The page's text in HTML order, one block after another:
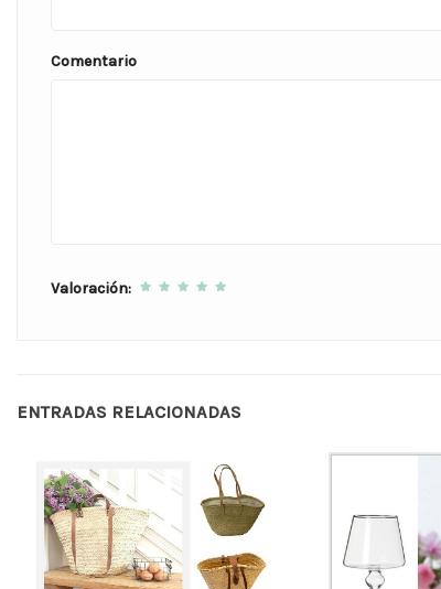
Comentario
Valoración:
ENTRADAS RELACIONADAS